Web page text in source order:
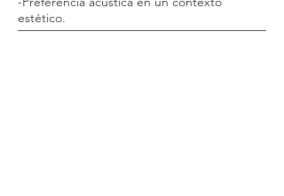
estético.